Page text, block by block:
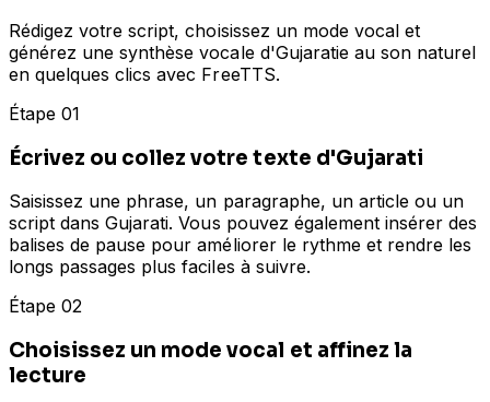
Rédigez votre script, choisissez un mode vocal et
générez une synthèse vocale d'Gujaratie au son naturel
en quelques clics avec FreeTTS.
Étape 01
Écrivez ou collez votre texte d'Gujarati
Saisissez une phrase, un paragraphe, un article ou un
script dans Gujarati. Vous pouvez également insérer des
balises de pause pour améliorer le rythme et rendre les
longs passages plus faciles à suivre.
Étape 02
Choisissez un mode vocal et affinez la
lecture